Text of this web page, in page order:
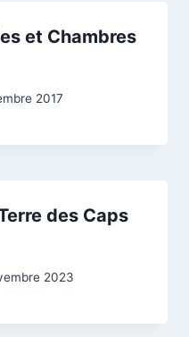
et Chambres
2017
des Caps
2023